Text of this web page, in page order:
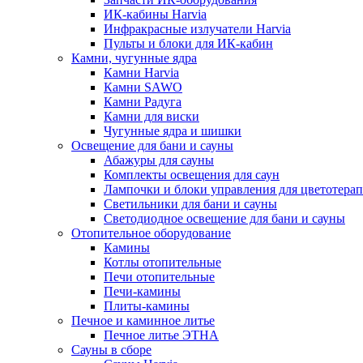
ИК-кабины Harvia
Инфракрасные излучатели Harvia
Пульты и блоки для ИК-кабин
Камни, чугунные ядра
Камни Harvia
Камни SAWO
Камни Радуга
Камни для виски
Чугунные ядра и шишки
Освещение для бани и сауны
Абажуры для сауны
Комплекты освещения для саун
Лампочки и блоки управления для
Светильники для бани и сауны
Светодиодное освещение для бани и сауны
Отопительное оборудование
Камины
Котлы отопительные
Печи отопительные
Печи-камины
Плиты-камины
Печное и каминное литье
Печное литье ЭТНА
Сауны в сборе